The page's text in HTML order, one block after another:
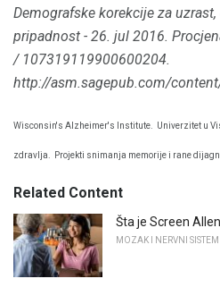
Demografske korekcije za
pripadnost - 26. jul 2016.
/ 107319119900600204.
http://asm.sagepub.com/
Wisconsin's Alzheimer's Institute. Univerzitet u
zdravlja. Projekti snimanja memorije i rane
Related Content
Šta je Screen
MOZAK I NERVNI SISTEM